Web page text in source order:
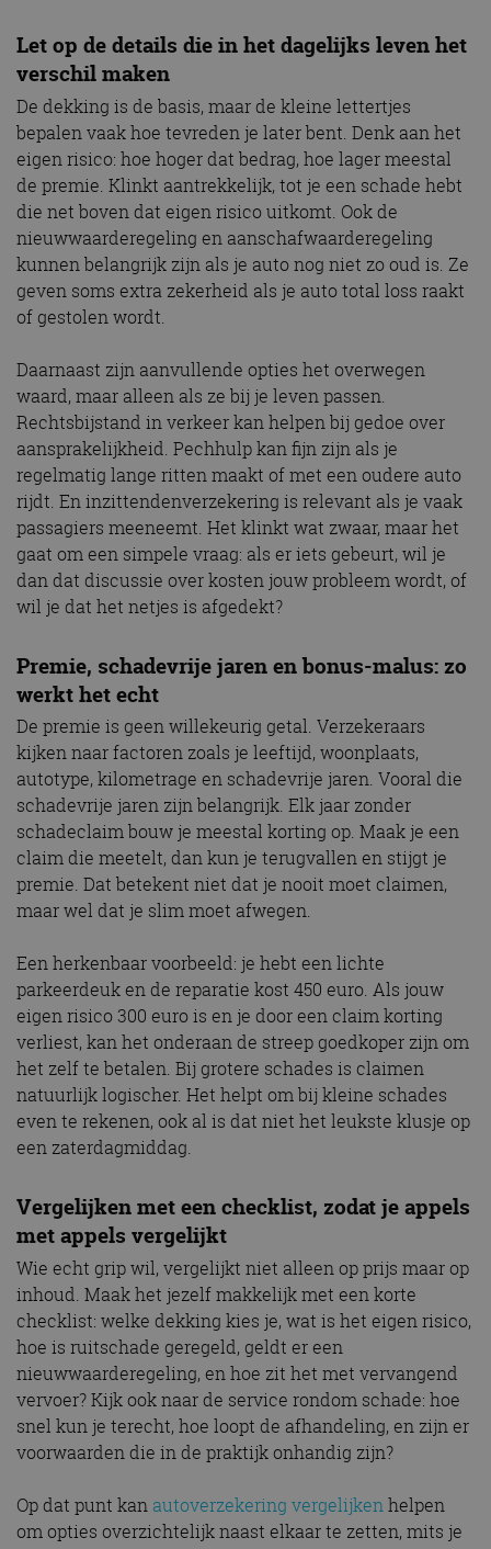
Let op de details die in het dagelijks leven het
verschil maken
De dekking is de basis, maar de kleine lettertjes
bepalen vaak hoe tevreden je later bent. Denk aan het
eigen risico: hoe hoger dat bedrag, hoe lager meestal
de premie. Klinkt aantrekkelijk, tot je een schade hebt
die net boven dat eigen risico uitkomt. Ook de
nieuwwaarderegeling en aanschafwaarderegeling
kunnen belangrijk zijn als je auto nog niet zo oud is. Ze
geven soms extra zekerheid als je auto total loss raakt
of gestolen wordt.
Daarnaast zijn aanvullende opties het overwegen
waard, maar alleen als ze bij je leven passen.
Rechtsbijstand in verkeer kan helpen bij gedoe over
aansprakelijkheid. Pechhulp kan fijn zijn als je
regelmatig lange ritten maakt of met een oudere auto
rijdt. En inzittendenverzekering is relevant als je vaak
passagiers meeneemt. Het klinkt wat zwaar, maar het
gaat om een simpele vraag: als er iets gebeurt, wil je
dan dat discussie over kosten jouw probleem wordt, of
wil je dat het netjes is afgedekt?
Premie, schadevrije jaren en bonus-malus: zo
werkt het echt
De premie is geen willekeurig getal. Verzekeraars
kijken naar factoren zoals je leeftijd, woonplaats,
autotype, kilometrage en schadevrije jaren. Vooral die
schadevrije jaren zijn belangrijk. Elk jaar zonder
schadeclaim bouw je meestal korting op. Maak je een
claim die meetelt, dan kun je terugvallen en stijgt je
premie. Dat betekent niet dat je nooit moet claimen,
maar wel dat je slim moet afwegen.
Een herkenbaar voorbeeld: je hebt een lichte
parkeerdeuk en de reparatie kost 450 euro. Als jouw
eigen risico 300 euro is en je door een claim korting
verliest, kan het onderaan de streep goedkoper zijn om
het zelf te betalen. Bij grotere schades is claimen
natuurlijk logischer. Het helpt om bij kleine schades
even te rekenen, ook al is dat niet het leukste klusje op
een zaterdagmiddag.
Vergelijken met een checklist, zodat je appels
met appels vergelijkt
Wie echt grip wil, vergelijkt niet alleen op prijs maar op
inhoud. Maak het jezelf makkelijk met een korte
checklist: welke dekking kies je, wat is het eigen risico,
hoe is ruitschade geregeld, geldt er een
nieuwwaarderegeling, en hoe zit het met vervangend
vervoer? Kijk ook naar de service rondom schade: hoe
snel kun je terecht, hoe loopt de afhandeling, en zijn er
voorwaarden die in de praktijk onhandig zijn?
Op dat punt kan autoverzekering vergelijkenhelpen
om opties overzichtelijk naast elkaar te zetten, mits je